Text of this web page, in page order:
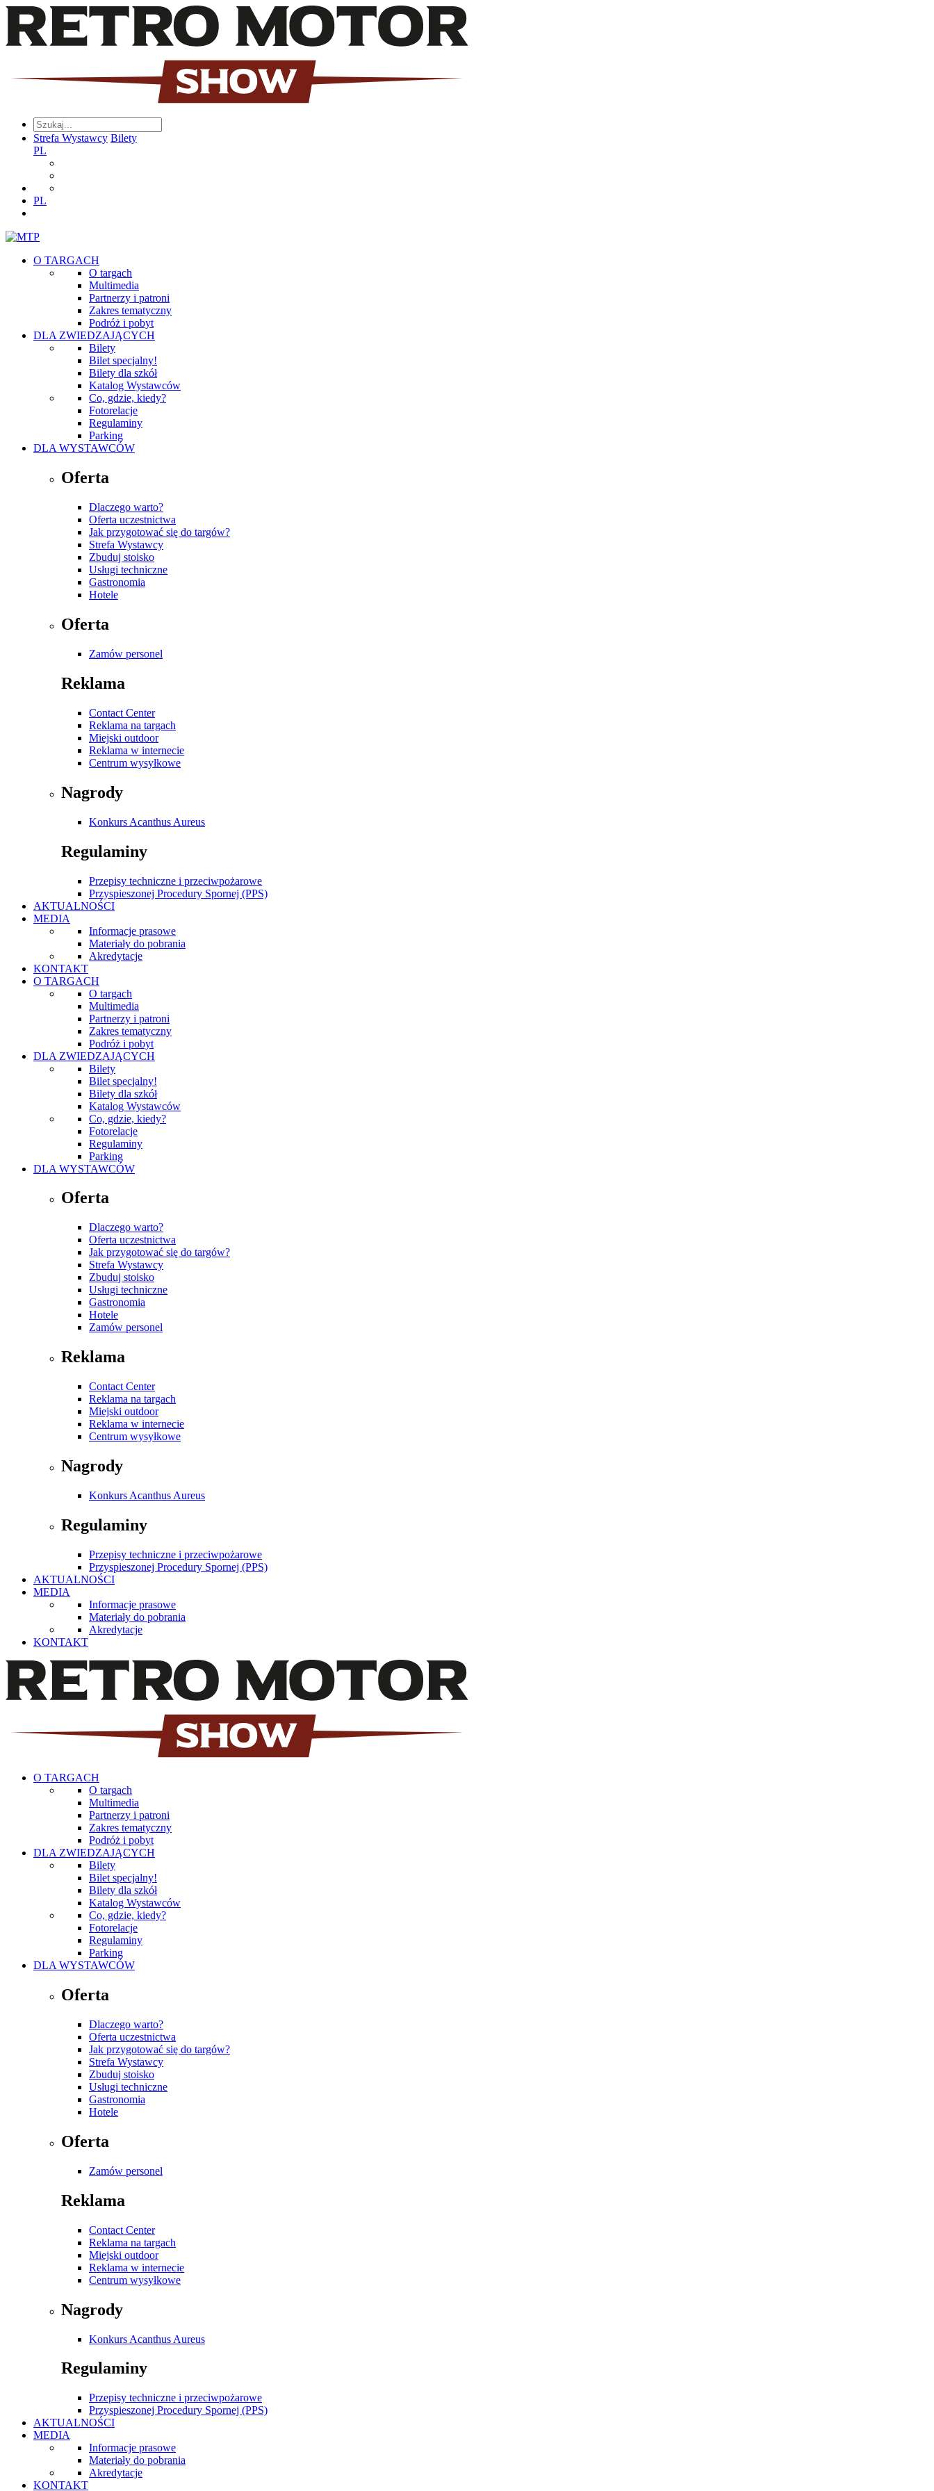
Strefa Wystawcy Bilety
PL
PL
O TARGACH
O targach
Multimedia
Partnerzy i patroni
Zakres tematyczny
Podróż i pobyt
DLA ZWIEDZAJĄCYCH
Bilety
Bilet specjalny!
Bilety dla szkół
Katalog Wystawców
Co, gdzie, kiedy?
Fotorelacje
Regulaminy
Parking
DLA WYSTAWCÓW
Oferta
Dlaczego warto?
Oferta uczestnictwa
Jak przygotować się do targów?
Strefa Wystawcy
Zbuduj stoisko
Usługi techniczne
Gastronomia
Hotele
Oferta
Zamów personel
Reklama
Contact Center
Reklama na targach
Miejski outdoor
Reklama w internecie
Centrum wysyłkowe
Nagrody
Konkurs Acanthus Aureus
Regulaminy
Przepisy techniczne i przeciwpożarowe
Przyspieszonej Procedury Spornej (PPS)
AKTUALNOŚCI
MEDIA
Informacje prasowe
Materiały do pobrania
Akredytacje
KONTAKT
O TARGACH
O targach
Multimedia
Partnerzy i patroni
Zakres tematyczny
Podróż i pobyt
DLA ZWIEDZAJĄCYCH
Bilety
Bilet specjalny!
Bilety dla szkół
Katalog Wystawców
Co, gdzie, kiedy?
Fotorelacje
Regulaminy
Parking
DLA WYSTAWCÓW
Oferta
Dlaczego warto?
Oferta uczestnictwa
Jak przygotować się do targów?
Strefa Wystawcy
Zbuduj stoisko
Usługi techniczne
Gastronomia
Hotele
Zamów personel
Reklama
Contact Center
Reklama na targach
Miejski outdoor
Reklama w internecie
Centrum wysyłkowe
Nagrody
Konkurs Acanthus Aureus
Regulaminy
Przepisy techniczne i przeciwpożarowe
Przyspieszonej Procedury Spornej (PPS)
AKTUALNOŚCI
MEDIA
Informacje prasowe
Materiały do pobrania
Akredytacje
KONTAKT
O TARGACH
O targach
Multimedia
Partnerzy i patroni
Zakres tematyczny
Podróż i pobyt
DLA ZWIEDZAJĄCYCH
Bilety
Bilet specjalny!
Bilety dla szkół
Katalog Wystawców
Co, gdzie, kiedy?
Fotorelacje
Regulaminy
Parking
DLA WYSTAWCÓW
Oferta
Dlaczego warto?
Oferta uczestnictwa
Jak przygotować się do targów?
Strefa Wystawcy
Zbuduj stoisko
Usługi techniczne
Gastronomia
Hotele
Oferta
Zamów personel
Reklama
Contact Center
Reklama na targach
Miejski outdoor
Reklama w internecie
Centrum wysyłkowe
Nagrody
Konkurs Acanthus Aureus
Regulaminy
Przepisy techniczne i przeciwpożarowe
Przyspieszonej Procedury Spornej (PPS)
AKTUALNOŚCI
MEDIA
Informacje prasowe
Materiały do pobrania
Akredytacje
KONTAKT